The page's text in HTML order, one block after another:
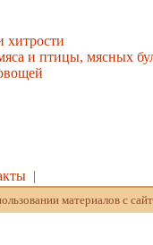
хитрости
и птицы, мясных
материалов с